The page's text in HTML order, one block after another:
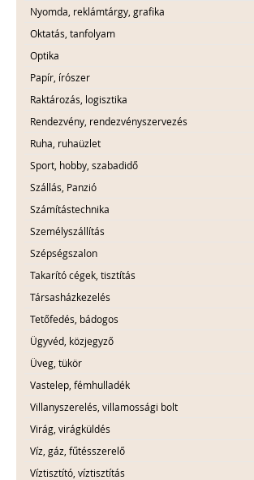
Nyomda, reklámtárgy, grafika
Oktatás, tanfolyam
Optika
Papír, írószer
Raktározás, logisztika
Rendezvény, rendezvényszervezés
Ruha, ruhaüzlet
Sport, hobby, szabadidő
Szállás, Panzió
Számítástechnika
Személyszállítás
Szépségszalon
Takarító cégek, tisztítás
Társasházkezelés
Tetőfedés, bádogos
Ügyvéd, közjegyző
Üveg, tükör
Vastelep, fémhulladék
Villanyszerelés, villamossági bolt
Virág, virágküldés
Víz, gáz, fűtésszerelő
Víztisztító, víztisztítás